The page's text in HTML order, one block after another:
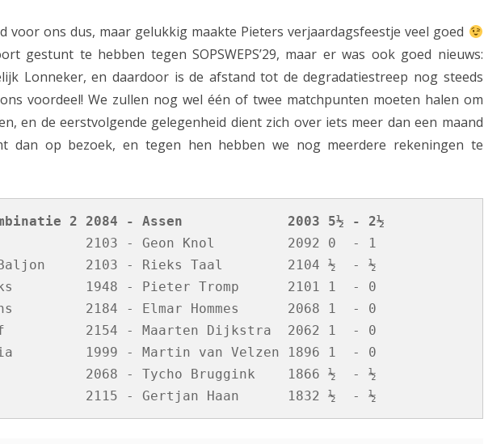
t
e
t
e
e
G
r
o
n
i
n
voor ons dus, maar gelukkig maakte Pieters verjaardagsfeestje veel goed
gestunt te hebben tegen SOPSWEPS’29, maar er was ook goed nieuws:
Lonneker, en daardoor is de afstand tot de degradatiestreep nog steeds
voordeel! We zullen nog wel één of twee matchpunten moeten halen om
en de eerstvolgende gelegenheid dient zich over iets meer dan een maand
dan op bezoek, en tegen hen hebben we nog meerdere rekeningen te
2 2084 - Assen             2003 5½ - 2½
2103 - Geon Knol         2092 0  - 1
2103 - Rieks Taal        2104 ½  - ½
1948 - Pieter Tromp      2101 1  - 0
2184 - Elmar Hommes      2068 1  - 0
2154 - Maarten Dijkstra  2062 1  - 0
1999 - Martin van Velzen 1896 1  - 0
2068 - Tycho Bruggink    1866 ½  - ½